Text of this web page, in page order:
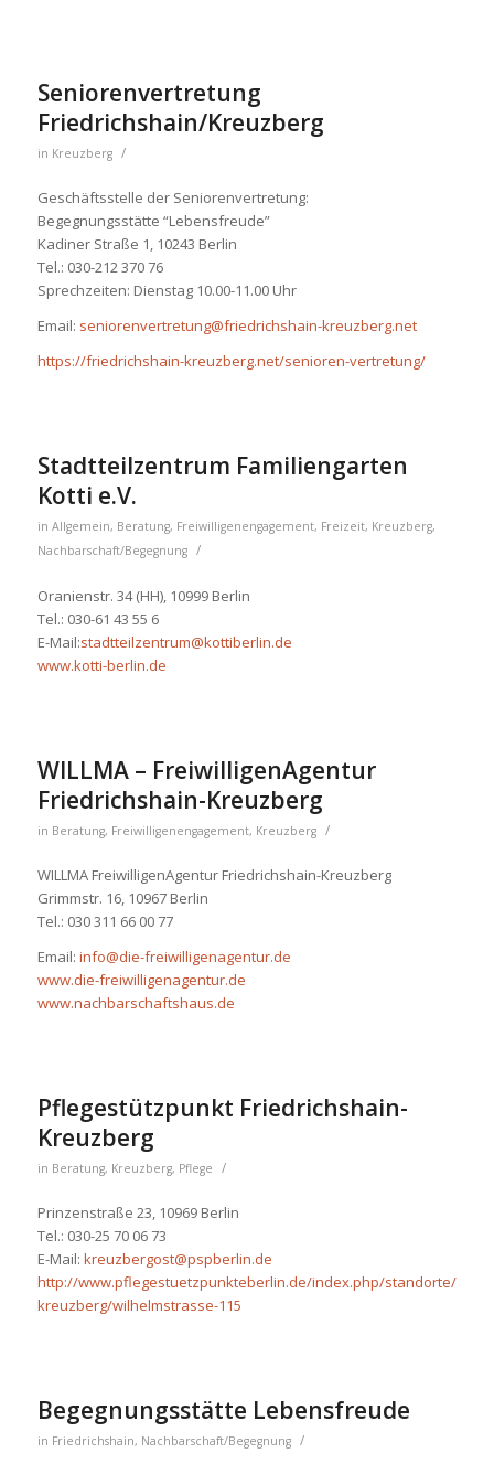
Seniorenvertretung
Friedrichshain/Kreuzberg
in Kreuzberg /
Geschäftsstelle der Seniorenvertretung:
Begegnungsstätte “Lebensfreude”
Kadiner Straße 1, 10243 Berlin
Tel.: 030-212 370 76
Sprechzeiten: Dienstag 10.00-11.00 Uhr
Email: seniorenvertretung@friedrichshain-kreuzberg.net
https://friedrichshain-kreuzberg.net/senioren-vertretung/
Stadtteilzentrum Familiengarten
Kotti e.V.
in Allgemein, Beratung, Freiwilligenengagement, Freizeit, Kreuzberg,
Nachbarschaft/Begegnung
/
Oranienstr. 34 (HH), 10999 Berlin
Tel.: 030-61 43 55 6
E-Mail:stadtteilzentrum@kottiberlin.de
www.kotti-berlin.de
WILLMA – FreiwilligenAgentur
Friedrichshain-Kreuzberg
in Beratung, Freiwilligenengagement, Kreuzberg /
WILLMA FreiwilligenAgentur Friedrichshain-Kreuzberg
Grimmstr. 16, 10967 Berlin
Tel.: 030 311 66 00 77
Email: info@die-freiwilligenagentur.de
www.die-freiwilligenagentur.de
www.nachbarschaftshaus.de
Pflegestützpunkt Friedrichshain-
Kreuzberg
in Beratung, Kreuzberg, Pflege /
Prinzenstraße 23, 10969 Berlin
Tel.: 030-25 70 06 73
E-Mail: kreuzbergost@pspberlin.de
http://www.pflegestuetzpunkteberlin.de/index.php/standorte/
kreuzberg/wilhelmstrasse-115
Begegnungsstätte Lebensfreude
in Friedrichshain, Nachbarschaft/Begegnung /